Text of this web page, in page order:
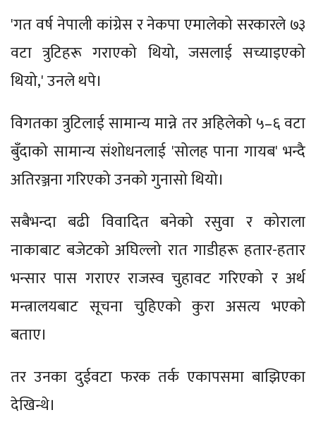
'गत वर्ष नेपाली कांग्रेस र नेकपा एमालेको सरकारले ७३
वटा त्रुटिहरू गराएको थियो, जसलाई सच्याइएको
थियो,' उनले थपे।
विगतका त्रुटिलाई सामान्य मान्ने तर अहिलेको ५–६ वटा
बुँदाको सामान्य संशोधनलाई 'सोलह पाना गायब' भन्दै
अतिरञ्जना गरिएको उनको गुनासो थियो।
सबैभन्दा बढी विवादित बनेको रसुवा र कोराला
नाकाबाट बजेटको अघिल्लो रात गाडीहरू हतार-हतार
भन्सार पास गराएर राजस्व चुहावट गरिएको र अर्थ
मन्त्रालयबाट सूचना चुहिएको कुरा असत्य भएको
बताए।
तर उनका दुईवटा फरक तर्क एकापसमा बाझिएका
देखिन्थे।